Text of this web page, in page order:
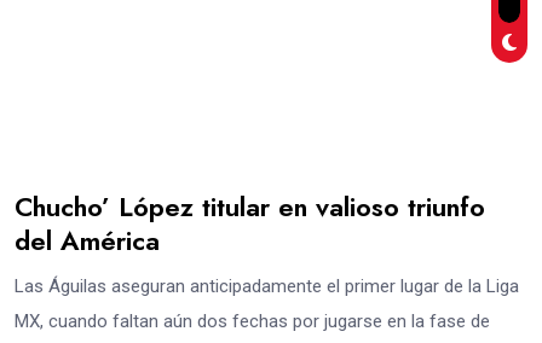
Chucho’ López titular en valioso triunfo
del América
Las Águilas aseguran anticipadamente el primer lugar de la Liga
MX, cuando faltan aún dos fechas por jugarse en la fase de